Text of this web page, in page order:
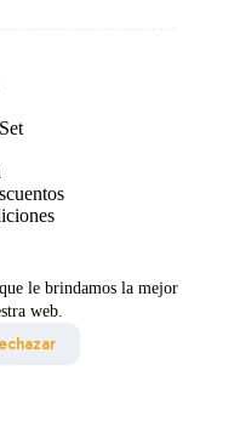
le brindamos la mejor
web.
© 2026 TCG